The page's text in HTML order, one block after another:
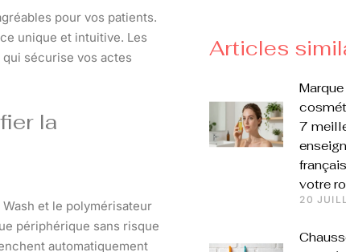
pour vos patients.
unique et intuitive. Les
sécurise vos actes
la
et le polymérisateur
périphérique sans risque
automatiquement
Articles
7
votre
20